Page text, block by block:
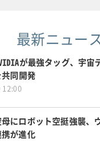
最新ニュー
が最強タッグ、宇宙
同開発
母にロボット空挺強襲、
が進化